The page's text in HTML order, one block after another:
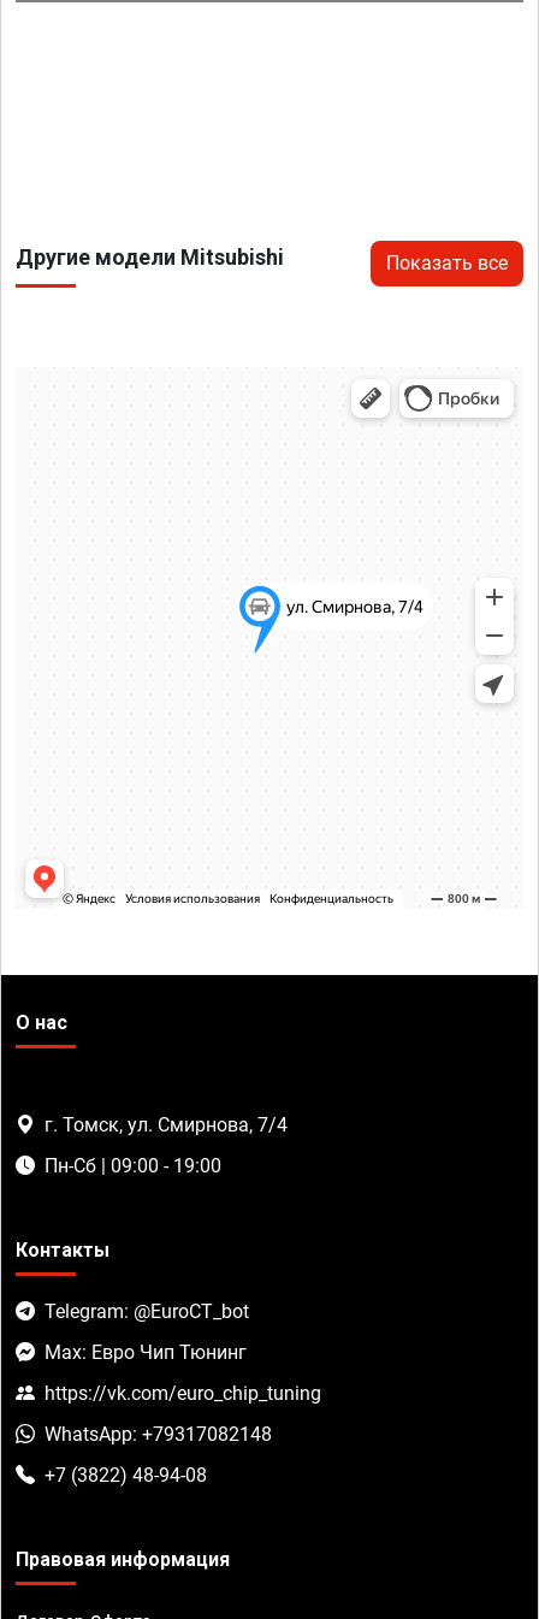
Другие модели Mitsubishi Показать все
О нас
г. Томск, ул. Смирнова, 7/4
Пн-Сб | 09:00 - 19:00
Контакты
Telegram: @EuroCT_bot
Max: Евро Чип Тюнинг
https://vk.com/euro_chip_tuning
WhatsApp: +79317082148
+7 (3822) 48-94-08
Правовая информация